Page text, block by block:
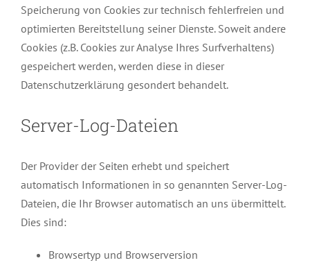
Speicherung von Cookies zur technisch fehlerfreien und
optimierten Bereitstellung seiner Dienste. Soweit andere
Cookies (z.B. Cookies zur Analyse Ihres Surfverhaltens)
gespeichert werden, werden diese in dieser
Datenschutzerklärung gesondert behandelt.
Server-Log-Dateien
Der Provider der Seiten erhebt und speichert
automatisch Informationen in so genannten Server-Log-
Dateien, die Ihr Browser automatisch an uns übermittelt.
Dies sind:
Browsertyp und Browserversion